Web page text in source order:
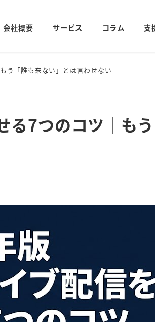
会社概要 サービス コラム 支
う「誰も来ない」とは言わせない
7つのコツ｜も